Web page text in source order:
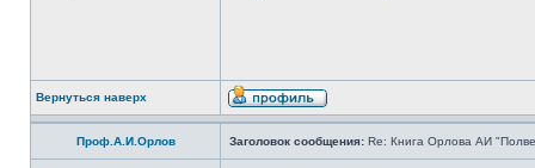
Вернуться наверх
Проф.А.И.Орлов Заголовок сообщения: Re: Книга Орлова АИ